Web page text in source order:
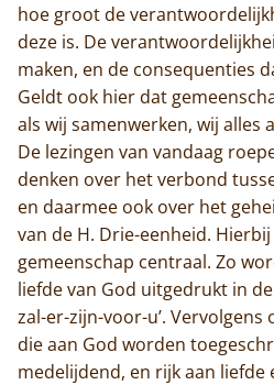
Actueel
Monnik
hoe groot de
deze is. De
maken, en de consequenties
Geldt ook hier dat
als wij samenwerken, wij alles
De lezingen van vandaag
denken over het verbond
en daarmee ook over het
van de H. Drie-eenheid.
gemeenschap centraal. Zo
liefde van God uitgedrukt in de
zal-er-zijn-voor-u’. Vervolgens
die aan God worden
medelijdend, en rijk aan